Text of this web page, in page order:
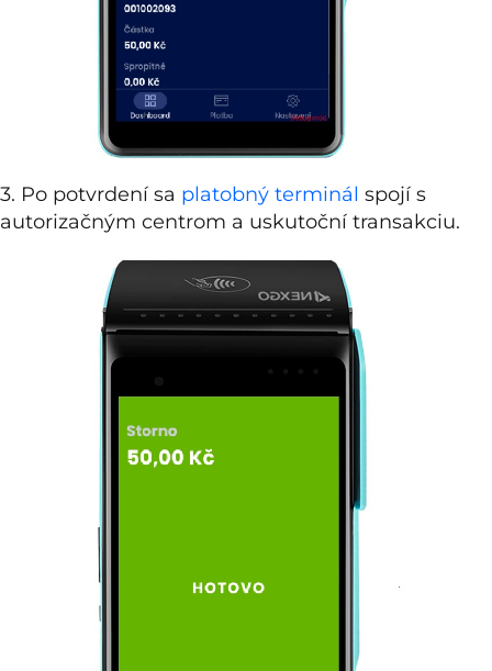
3. Po potvrdení sa platobný terminál spojí s
autorizačným centrom a uskutoční transakciu.